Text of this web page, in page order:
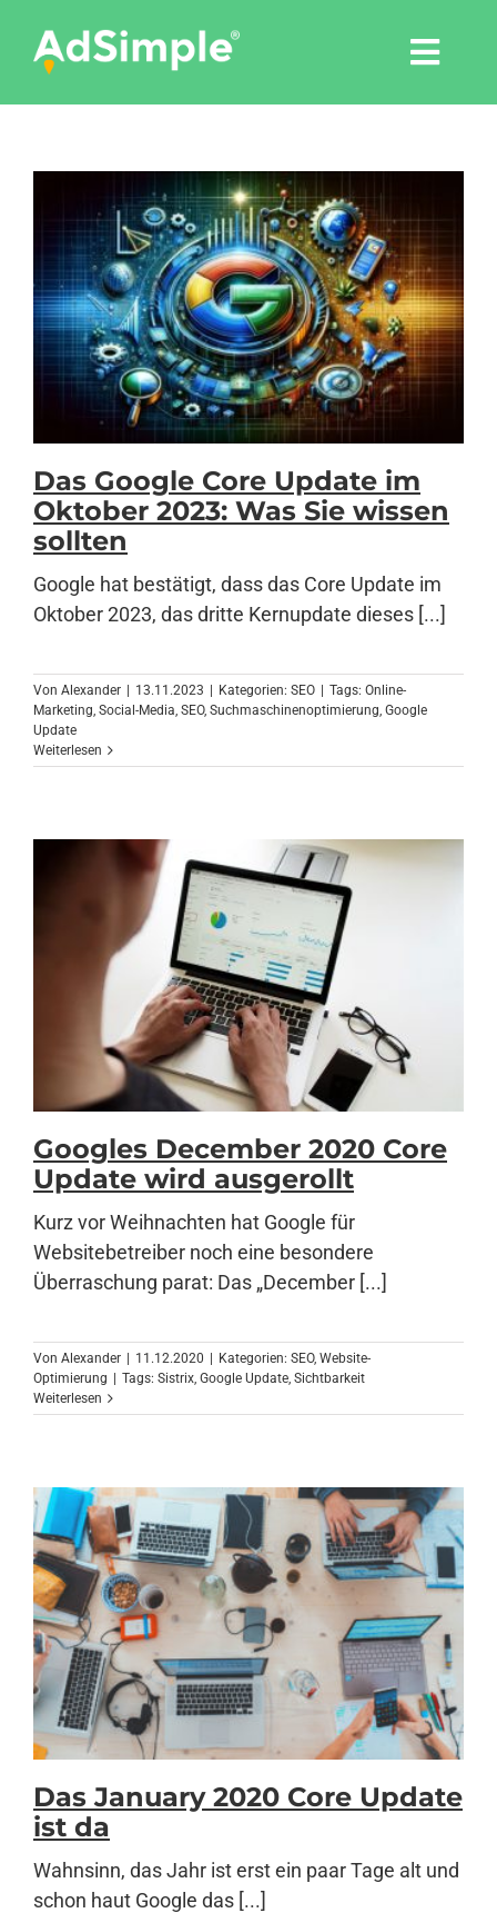
content
Pressemitteilungen
Shop
Agentur
Blog
Das Google Core Update im
Oktober 2023: Was Sie wissen
sollten
Google hat bestätigt, dass das Core Update im
Oktober 2023, das dritte Kernupdate dieses [...]
Von Alexander 13.11.2023 Kategorien: SEO Tags: Online-
Marketing, Social-Media, SEO, Suchmaschinenoptimierung, Google
Update
Weiterlesen
Googles December 2020 Core
Update wird ausgerollt
Kurz vor Weihnachten hat Google für
Websitebetreiber noch eine besondere
Überraschung parat: Das „December [...]
Von Alexander | 11.12.2020 | Kategorien: SEO, Website-
Optimierung | Tags: Sistrix, Google Update, Sichtbarkeit
Weiterlesen
Das January 2020 Core Update
ist da
Wahnsinn, das Jahr ist erst ein paar Tage alt und
schon haut Google das [...]